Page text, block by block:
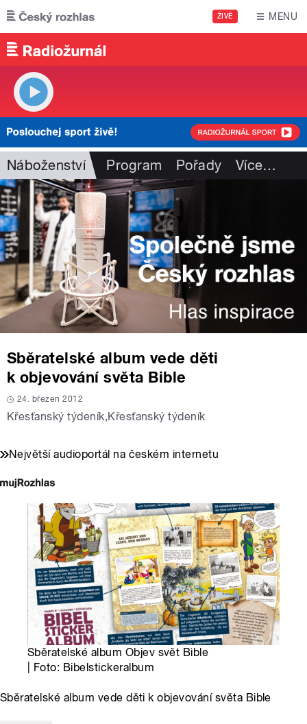
Přejít k hlavnímu obsahu
ŽIVĚ MENU
Náboženství Program Pořady Více…
Sběratelské album vede děti
k objevování světa Bible
24. březen 2012
Křesťanský týdeník,Křesťanský týdeník
Největší audioportál na českém internetu
Sběratelské album Objev svět Bible
| Foto: Bibelstickeralbum
Sběratelské album vede děti k objevování světa Bible